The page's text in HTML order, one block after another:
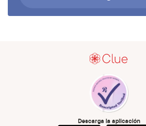
Descarga la aplicación